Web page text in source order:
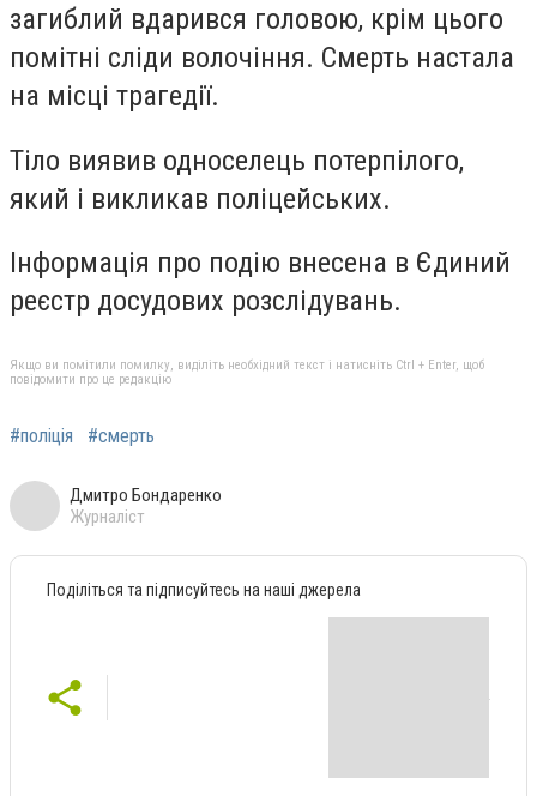
загиблий вдарився головою, крім цього
помітні сліди волочіння. Смерть настала
на місці трагедії.
Тіло виявив односелець потерпілого,
який і викликав поліцейських.
Інформація про подію внесена в Єдиний
реєстр досудових розслідувань.
Якщо ви помітили помилку, виділіть необхідний текст і натисніть Ctrl + Enter, щоб
повідомити про це редакцію
#поліція #смерть
Дмитро Бондаренко
Журналіст
Поділіться та підписуйтесь на наші джерела